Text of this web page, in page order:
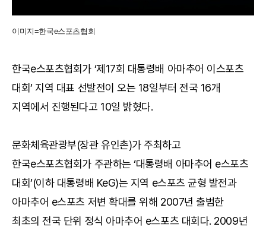
이미지=한국e스포츠협회
한국e스포츠협회가 ‘제17회 대통령배 아마추어 이스포츠
대회’ 지역 대표 선발전이 오는 18일부터 전국 16개
지역에서 진행된다고 10일 밝혔다.
문화체육관광부(장관 유인촌)가 주최하고
한국e스포츠협회가 주관하는 ‘대통령배 아마추어 e스포츠
대회’(이하 대통령배 KeG)는 지역 e스포츠 균형 발전과
아마추어 e스포츠 저변 확대를 위해 2007년 출범한
최초의 전국 단위 정식 아마추어 e스포츠 대회다. 2009년